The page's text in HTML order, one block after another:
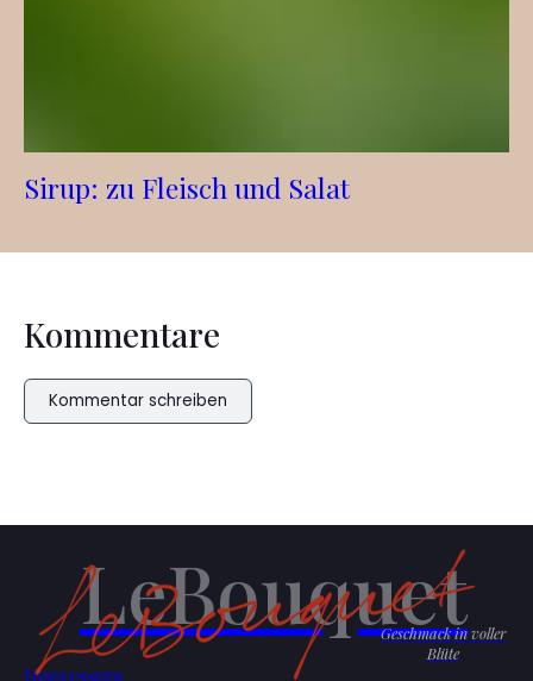
Sirup: zu Fleisch und Salat
Kommentare
Kommentar schreiben
LeBouquet
Geschmack in voller
Blüte
Impressum